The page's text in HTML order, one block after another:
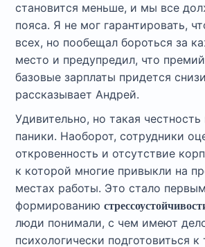
становится меньше, и мы все
пояса. Я не мог гарантировать,
всех, но пообещал бороться за
место и предупредил, что
базовые зарплаты придется
рассказывает Андрей.
Удивительно, но такая честность
паники. Наоборот, сотрудники
откровенность и отсутствие
к которой многие привыкли на
местах работы. Это стало
формированию
люди понимали, с чем имеют
психологически подготовиться к